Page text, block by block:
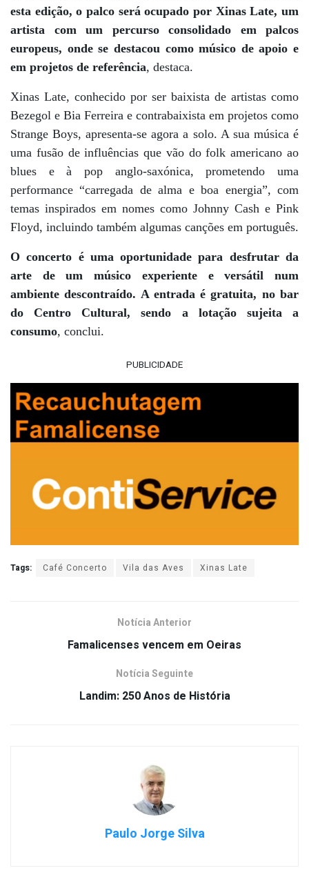
esta edição, o palco será ocupado por Xinas Late, um
artista com um percurso consolidado em palcos
europeus, onde se destacou como músico de apoio e
em projetos de referência, destaca.
Xinas Late, conhecido por ser baixista de artistas como
Bezegol e Bia Ferreira e contrabaixista em projetos como
Strange Boys, apresenta-se agora a solo. A sua música é
uma fusão de influências que vão dofolk americano ao
blues e à pop anglo-saxónica, prometendo uma
performance “carregada de alma e boa energia”, com
temas inspirados em nomes como Johnny Cash e Pink
Floyd, incluindo também algumas canções em português.
O concerto é uma oportunidade para desfrutar da
arte de um músico experiente e versátil num
ambiente descontraído. A entrada é gratuita, no bar
do Centro Cultural, sendo a lotação sujeita a
consumo, conclui.
PUBLICIDADE
Tags: Café Concerto Vila das Aves Xinas Late
Notícia Anterior
Famalicenses vencem em Oeiras
Notícia Seguinte
Landim: 250 Anos de História
Paulo Jorge Silva